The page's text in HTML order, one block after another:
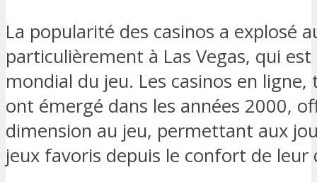
La popularité des casinos a explosé
particulièrement à Las Vegas, qui
mondial du jeu. Les casinos en ligne,
ont émergé dans les années 2000,
dimension au jeu, permettant aux
jeux favoris depuis le confort de leur